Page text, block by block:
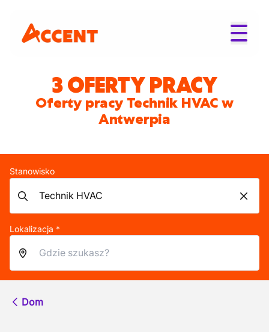
3 OFERTY PRACY
Oferty pracy Technik HVAC w
Antwerpia
Stanowisko
Lokalizacja *
Dom